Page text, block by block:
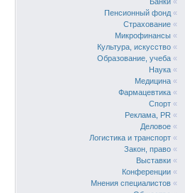
Пенсионный фонд «
Страхование «
Микрофинансы «
Культура, искусство «
Образование, учеба «
Наука «
Медицина «
Фармацевтика «
Спорт «
Реклама, PR «
Деловое «
Логистика и транспорт «
Закон, право «
Выставки «
Конференции «
Мнения специалистов «